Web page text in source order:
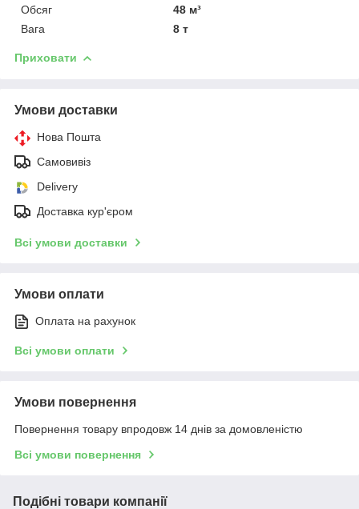
Обсяг
48 м³
Вага
8 т
Приховати
Умови доставки
Нова Пошта
Самовивіз
Delivery
Доставка кур'єром
Всі умови доставки
Умови оплати
Оплата на рахунок
Всі умови оплати
Умови повернення
Повернення товару впродовж 14 днів за домовленістю
Всі умови повернення
Подібні товари компанії